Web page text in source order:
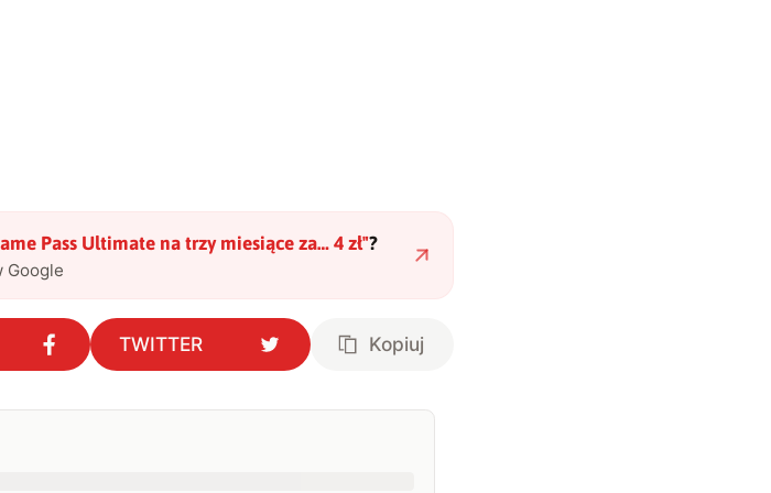
Pass Ultimate na trzy miesiące za… 4 zł"?
Google
TWITTER Kopiuj